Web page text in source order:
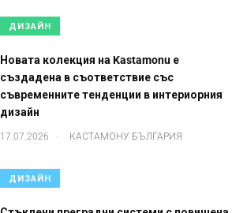
ДИЗАЙН
Новата колекция на Kastamonu е
създадена в съответствие със
съвременните тенденции в интериорния
дизайн
17.07.2026 . КАСТАМОНУ БЪЛГАРИЯ
ДИЗАЙН